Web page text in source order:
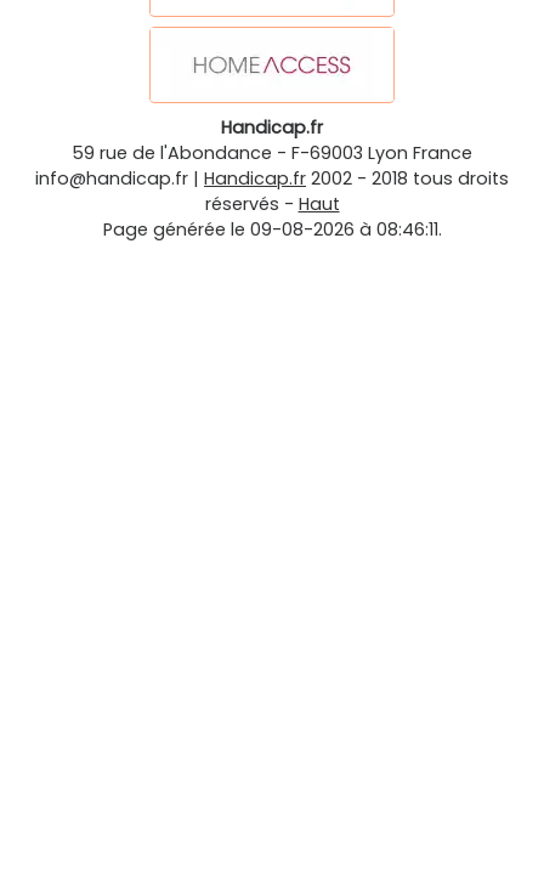
Handicap.fr
59 rue de l'Abondance - F-69003 Lyon France
info@handicap.fr | Handicap.fr 2002 - 2018 tous droits
réservés - Haut
Page générée le 09-08-2026 à 08:46:11.